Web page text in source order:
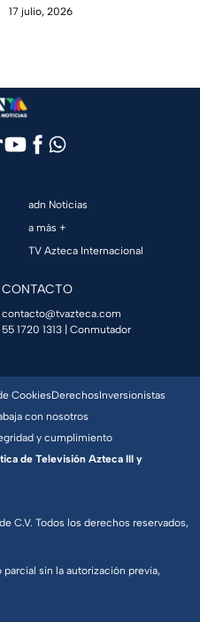
distintas zonas del Hospital
17 julio, 2026
adn Noticias
a más +
TV Azteca Internacional
CONTACTO
contacto@tvazteca.com
55 1720 1313 | Conmutador
C.V. Todos los derechos reservados,
sin la autorización previa,
CookiesDerechosInversionistas
con nosotros
y cumplimiento
de Televisión Azteca III y